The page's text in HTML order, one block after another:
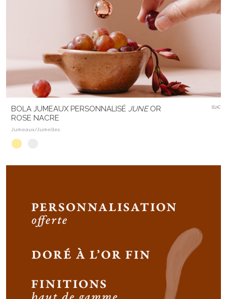
BOLA JUMEAUX PERSONNALISÉ JUNEOR
ROSE NACRE
Jumeaux/Jumelles
82€